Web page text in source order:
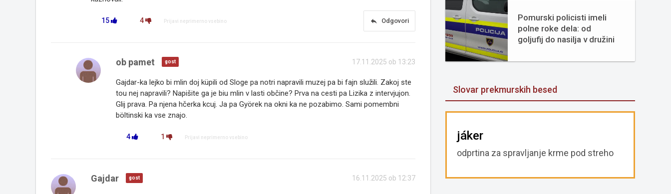
15 4 reply Odgovori
Prijavi neprimerno vsebino
17.11.2025 ob 13:23
ob pamet gost
Gajdar-ka lejko bi mlin doj küpili od Sloge pa notri napravili muzej pa bi fajn služili. Zakoj ste
tou nej napravili? Napišite ga je biu mlin v lasti občine? Prva na cesti pa Lizika z intervjujon.
Glij prava. Pa njena hčerka kcuj. Ja pa Györek na okni ka ne pozabimo. Sami pomembni
böltinski ka vse znajo.
4 1 Prijavi neprimerno vsebino
16.11.2025 ob 12:37
Gajdar gost
Pomurski policisti imeli
polne roke dela: od
goljufij do nasilja v družini
Slovar prekmurskih besed
jáker
odprtina za spravljanje krme pod streho